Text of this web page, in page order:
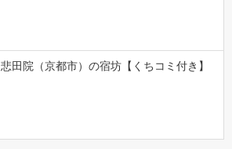
悲田院（京都市）の宿坊【くちコミ付き】